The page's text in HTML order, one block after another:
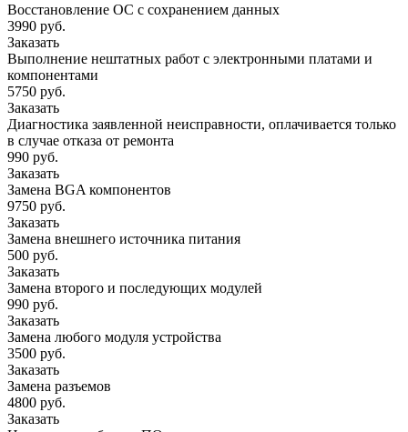
Восстановление ОС с сохранением данных
3990 руб.
Заказать
Выполнение нештатных работ с электронными платами и
компонентами
5750 руб.
Заказать
Диагностика заявленной неисправности, оплачивается только
в случае отказа от ремонта
990 руб.
Заказать
Замена BGA компонентов
9750 руб.
Заказать
Замена внешнего источника питания
500 руб.
Заказать
Замена второго и последующих модулей
990 руб.
Заказать
Замена любого модуля устройства
3500 руб.
Заказать
Замена разъемов
4800 руб.
Заказать